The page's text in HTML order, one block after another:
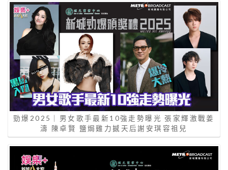
勁爆2025｜男女歌手最新10強走勢曝光 張家輝激戰姜
濤 陳卓賢 鹽焗雞力撼天后謝安琪容祖兒